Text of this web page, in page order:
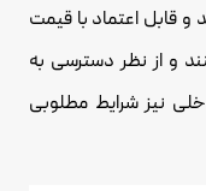
قابل اعتماد با قیمت
و از نظر دسترسی به
نیز شرایط مطلوبی